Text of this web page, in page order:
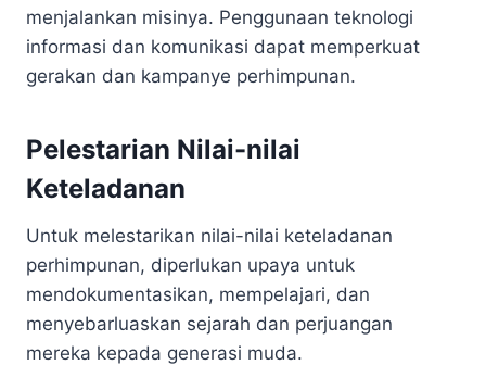
menjalankan misinya. Penggunaan teknologi
informasi dan komunikasi dapat memperkuat
gerakan dan kampanye perhimpunan.
Pelestarian Nilai-nilai
Keteladanan
Untuk melestarikan nilai-nilai keteladanan
perhimpunan, diperlukan upaya untuk
mendokumentasikan, mempelajari, dan
menyebarluaskan sejarah dan perjuangan
mereka kepada generasi muda.